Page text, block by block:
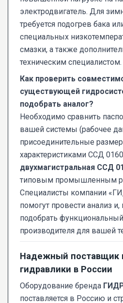
электродвигатель. Для
требуется подогрев бака
специальных
смазки, а также
техническим специалистом.
Как проверить
существующей
подобрать аналог?
Необходимо сравнить
вашей системы (рабочее
присоединительные
характеристиками ССД
двухмагистральная ССД
типовым промышленным
Специалисты компании
помогут провести анализ
подобрать
производителя для вашей
Надежный поставщик
гидравлики в России
Оборудование бренда
поставляется в Россию и